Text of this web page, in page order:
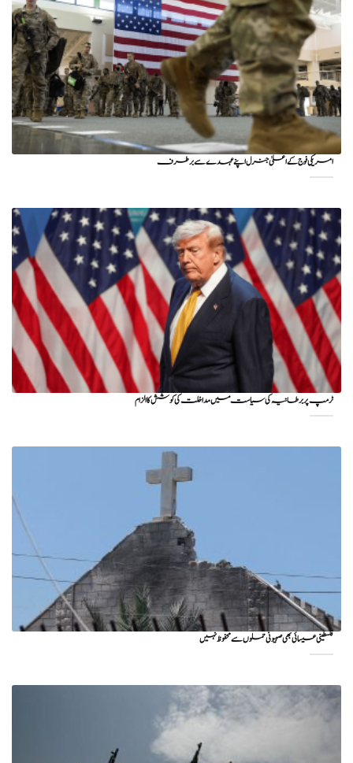
امریکی فوج کے اعلیٰ جنرل اپنے عہدے سے برطرف
ٹرمپ پر برطانیہ کی سیاست میں مداخلت کی کوشش کا الزام
فلسطینی عیسائی بھی صہیونی حملوں سے محفوظ نہیں